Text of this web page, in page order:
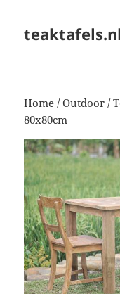
teaktafels.nl
Home /Outdoor /
80x80cm